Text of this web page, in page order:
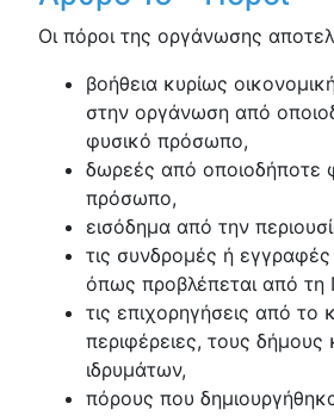
Οι πόροι της οργάνωσης
βοήθεια κυρίως
στην οργάνωση από
φυσικό πρόσωπο,
δωρεές από οποιοδήποτε
πρόσωπο,
εισόδημα από την
τις συνδρομές ή
όπως προβλέπεται από τη
τις επιχορηγήσεις από το
περιφέρειες, τους
ιδρυμάτων,
πόρους που